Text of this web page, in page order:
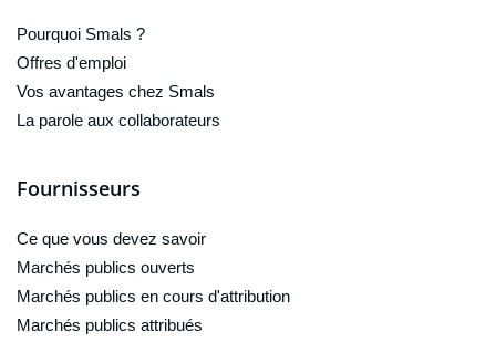
Pourquoi Smals ?
Offres d'emploi
Vos avantages chez Smals
La parole aux collaborateurs
Fournisseurs
Ce que vous devez savoir
Marchés publics ouverts
Marchés publics en cours d'attribution
Marchés publics attribués